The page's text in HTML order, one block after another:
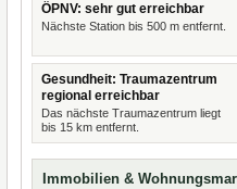
ÖPNV: sehr gut erreichbar
Nächste Station bis 500 m entfernt.
Gesundheit: Traumazentrum
regional erreichbar
Das nächste Traumazentrum liegt
bis 15 km entfernt.
Immobilien &